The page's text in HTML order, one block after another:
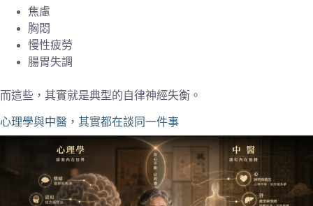
焦慮
胸悶
慢性疲勞
腸胃失調
而這些，其實就是典型的自律神經失衡。
心理學與中醫，其實都在談同一件事